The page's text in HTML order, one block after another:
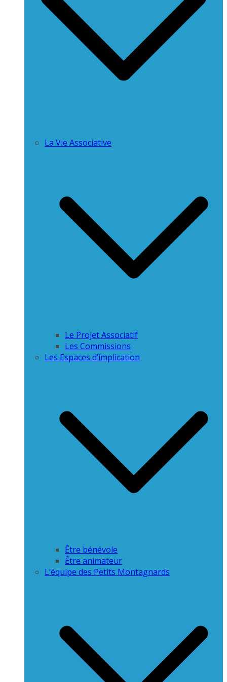
La Vie Associative
Le Projet Associatif
Les Commissions
Les Espaces d’implication
Être bénévole
Être animateur
L’équipe des Petits Montagnards